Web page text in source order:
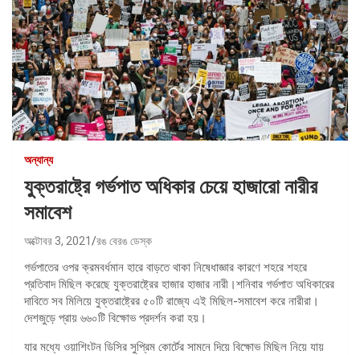
অন্যান্য
যুক্তরাষ্ট্রে গর্ভপাত অধিকার চেয়ে হাজারো নারীর
সমাবেশ
অক্টোবর 3, 2021 রঙ বেরঙ ডেস্ক
গর্ভপাতের ওপর ক্রমবর্ধমান হারে বাড়তে থাকা নিষেধাজ্ঞার কারণে শহরে শহরে
প্রতিবাদ মিছিল করেছে যুক্তরাষ্ট্রের হাজার হাজার নারী।শনিবার গর্ভপাত অধিকারের
দাবিতে সব মিলিয়ে যুক্তরাষ্ট্রের ৫০টি রাজ্যে এই মিছিল-সমাবেশ করে নারীরা।
দেশজুড়ে প্রায় ৬৬০টি বিক্ষোভ প্রদর্শন করা হয়।
যার মধ্যে ওয়াশিংটন ডিসির সুপ্রিম কোর্টের সামনে দিয়ে বিক্ষোভ মিছিল নিয়ে যায়